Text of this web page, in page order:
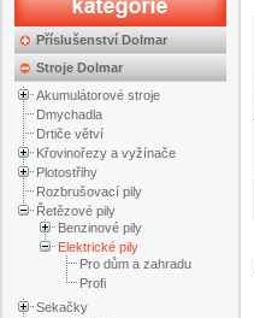
Příslušenství Dolmar
Stroje Dolmar
Akumulátorové stroje
Dmychadla
Drtiče větví
Křovinořezy a vyžínače
Plotostřihy
Rozbrušovací pily
Řetězové pily
Benzinové pily
Elektrické pily
Pro dům a zahradu
Profi
Sekačky